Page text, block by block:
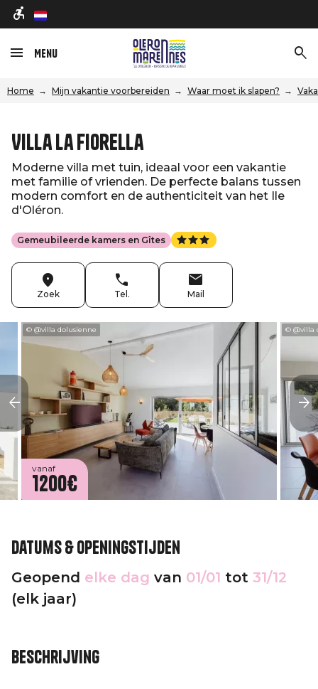
nl
Menu
Home Mijn vakantie voorbereiden Waar moet ik slapen?
Villa La Fiorella
Moderne villa met tuin, ideaal voor een vakantie
met familie of vrienden. De perfecte balans tussen
modern comfort en de authenticiteit van het Ile
d'Oléron.
Gemeubileerde kamers en Gîtes
Zoek Tel. Mail
© @villa dolusienne © @villa
vanaf
1200€
Datums & openingstijden
Geopend elke dag van 01/01 tot 31/12
(elk jaar)
Beschrijving